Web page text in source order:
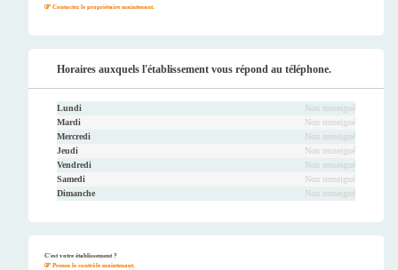
Contactez le propriétaire maintenant.
Horaires auxquels l'établissement vous répond au téléphone.
Lundi
Non renseigné
Mardi
Non renseigné
Mercredi
Non renseigné
Jeudi
Non renseigné
Vendredi
Non renseigné
Samedi
Non renseigné
Dimanche
Non renseigné
C'est votre établissement ?
Prenez le contrôle maintenant.